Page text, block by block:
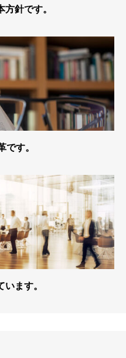
針です。
です。
います。